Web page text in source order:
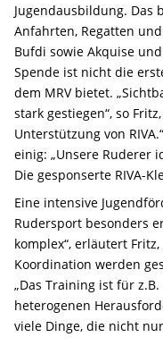
Jugendausbildung. Das
Anfahrten, Regatten
Bufdi sowie Akquise
Spende ist nicht die
dem MRV bietet.
stark gestiegen“, so
Unterstützung von
einig: „Unsere Ruderer
Die gesponserte RIVA-
Eine intensive
Rudersport besonders
komplex“, erläutert
Koordination werden
„Das Training ist für
heterogenen
viele Dinge, die nicht